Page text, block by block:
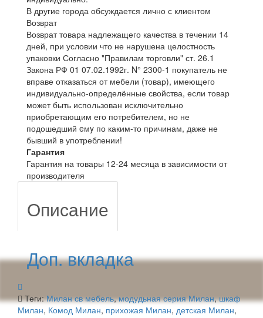
В другие города обсуждается лично с клиентом
Возврат
Возврат товара надлежащего качества в течении 14
дней, при условии что не нарушена целостность
упаковки Согласно "Правилам торговли" ст. 26.1
Закона РФ 01 07.02.1992г. N° 2300-1 покупатель не
вправе отказаться от мебели (товар), имеющего
индивидуально-определённые свойства, если товар
может быть использован исключительно
приобретающим его потребителем, но не
подошедший eмy по каким-то причинам, даже не
бывший в употреблении!
Гарантия
Гарантия на товары 12-24 месяца в зависимости от
производителя
Описание
Доп. вкладка
Теги:Милан св мебель,модудьная серия Милан,шкаф
Милан, Комод Милан, прихожая Милан, детская Милан,